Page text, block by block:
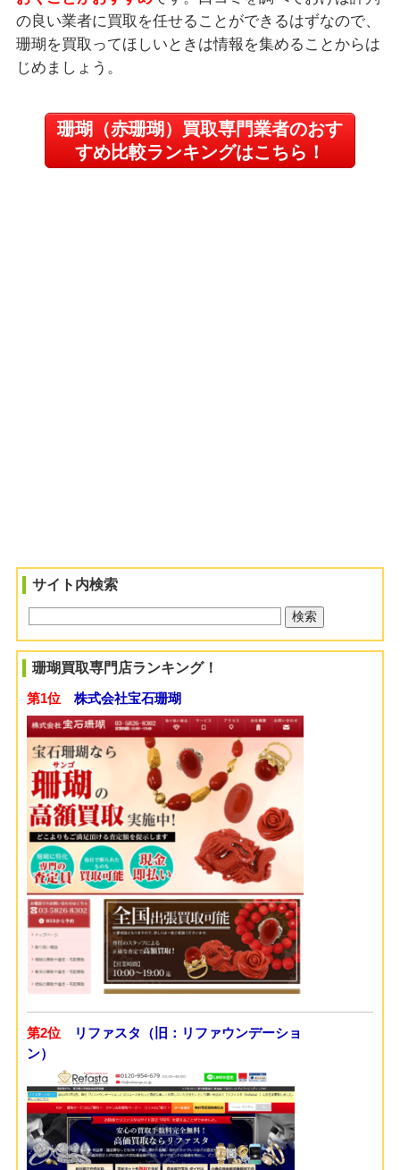
の良い業者に買取を任せることができるはずなので、
珊瑚を買取ってほしいときは情報を集めることからは
じめましょう。
珊瑚（赤珊瑚）買取専門業者のおす
すめ比較ランキングはこちら！
サイト内検索
珊瑚買取専門店ランキング！
第1位 株式会社宝石珊瑚
第2位
リファスタ（旧：リファウンデーショ
ン）